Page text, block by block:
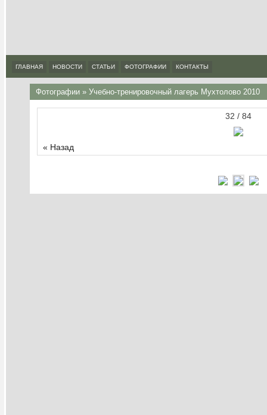
ГЛАВНАЯ НОВОСТИ СТАТЬИ ФОТОГРАФИИ КОНТАКТЫ
Фотографии » Учебно-тренировочный лагерь Мухтолово 2010
32 / 84
« Назад